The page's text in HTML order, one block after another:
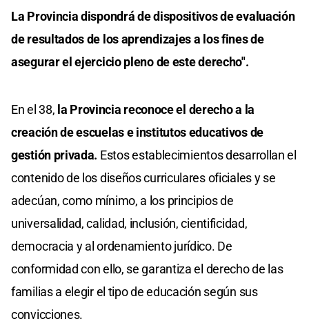
La Provincia dispondrá de dispositivos de evaluación
de resultados de los aprendizajes a los fines de
asegurar el ejercicio pleno de este derecho".
En el 38, la Provincia reconoce el derecho a la
creación de escuelas e institutos educativos de
gestión privada. Estos establecimientos desarrollan el
contenido de los diseños curriculares oficiales y se
adecúan, como mínimo, a los principios de
universalidad, calidad, inclusión, cientificidad,
democracia y al ordenamiento jurídico. De
conformidad con ello, se garantiza el derecho de las
familias a elegir el tipo de educación según sus
convicciones.